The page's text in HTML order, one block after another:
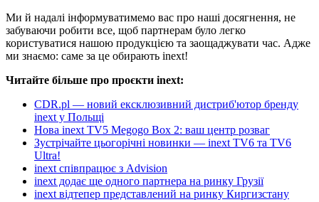
Ми й надалі інформуватимемо вас про наші досягнення, не
забуваючи робити все, щоб партнерам було легко
користуватися нашою продукцією та заощаджувати час. Адже
ми знаємо: саме за це обирають inext!
Читайте більше про проєкти inext:
CDR.pl — новий ексклюзивний дистриб'ютор бренду
inext у Польщі
Нова inext TV5 Megogo Box 2: ваш центр розваг
Зустрічайте цьогорічні новинки — inext TV6 та TV6
Ultra!
inext співпрацює з Advision
inext додає ще одного партнера на ринку Грузії
inext відтепер представлений на ринку Киргизстану